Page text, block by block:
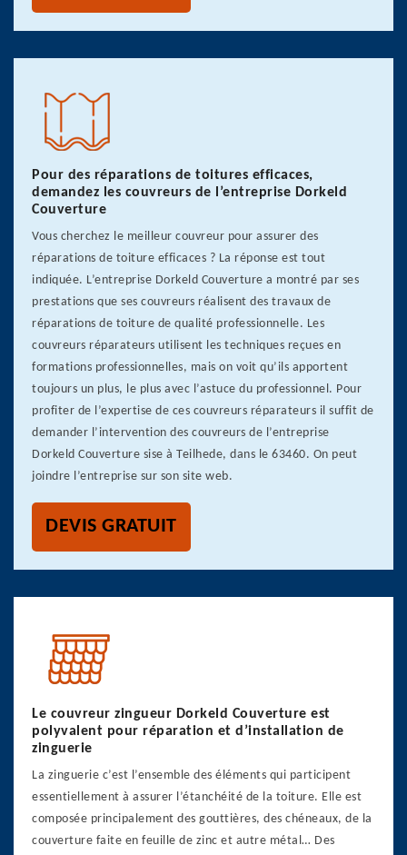
Pour des réparations de toitures efficaces,
demandez les couvreurs de l’entreprise Dorkeld
Couverture
Vous cherchez le meilleur couvreur pour assurer des
réparations de toiture efficaces ? La réponse est tout
indiquée. L’entreprise Dorkeld Couverture a montré par ses
prestations que ses couvreurs réalisent des travaux de
réparations de toiture de qualité professionnelle. Les
couvreurs réparateurs utilisent les techniques reçues en
formations professionnelles, mais on voit qu’ils apportent
toujours un plus, le plus avec l’astuce du professionnel. Pour
profiter de l’expertise de ces couvreurs réparateurs il suffit de
demander l’intervention des couvreurs de l’entreprise
Dorkeld Couverture sise à Teilhede, dans le 63460. On peut
joindre l’entreprise sur son site web.
DEVIS GRATUIT
Le couvreur zingueur Dorkeld Couverture est
polyvalent pour réparation et d’installation de
zinguerie
La zinguerie c’est l’ensemble des éléments qui participent
essentiellement à assurer l’étanchéité de la toiture. Elle est
composée principalement des gouttières, des chéneaux, de la
couverture faite en feuille de zinc et autre métal… Des